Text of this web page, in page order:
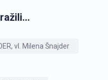
vl. Milena Šnajder